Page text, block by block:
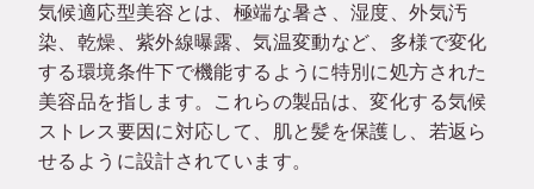
気候適応型美容とは、極端な暑さ、湿度、外気汚
染、乾燥、紫外線曝露、気温変動など、多様で変化
する環境条件下で機能するように特別に処方された
美容品を指します。これらの製品は、変化する気候
ストレス要因に対応して、肌と髪を保護し、若返ら
せるように設計されています。